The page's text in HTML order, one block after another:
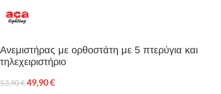
Ανεμιστήρας με ορθοστάτη με 5 πτερύγια και
τηλεχειριστήριο
53,90€49,90€